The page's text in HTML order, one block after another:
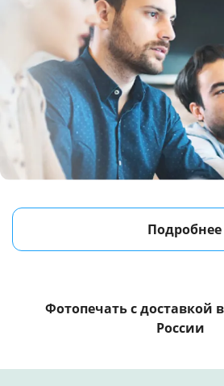
Подробнее
Фотопечать с доставкой
России